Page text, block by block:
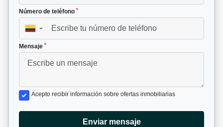
Número de teléfono *
▼
Mensaje *
Acepto recibir información sobre ofertas inmobiliarias
Enviar mensaje